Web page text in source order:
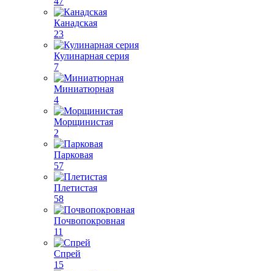
Канадская
23
Кулинарная серия
7
Миниатюрная
4
Морщинистая
2
Парковая
57
Плетистая
58
Почвопокровная
11
Спрей
15